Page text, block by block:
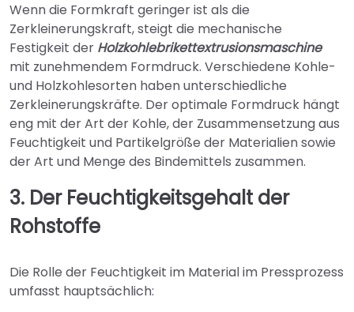
Wenn die Formkraft geringer ist als die
Zerkleinerungskraft, steigt die mechanische
Festigkeit der Holzkohlebrikettextrusionsmaschine
mit zunehmendem Formdruck. Verschiedene Kohle-
und Holzkohlesorten haben unterschiedliche
Zerkleinerungskräfte. Der optimale Formdruck hängt
eng mit der Art der Kohle, der Zusammensetzung aus
Feuchtigkeit und Partikelgröße der Materialien sowie
der Art und Menge des Bindemittels zusammen.
3. Der Feuchtigkeitsgehalt der
Rohstoffe
Die Rolle der Feuchtigkeit im Material im Pressprozess
umfasst hauptsächlich: